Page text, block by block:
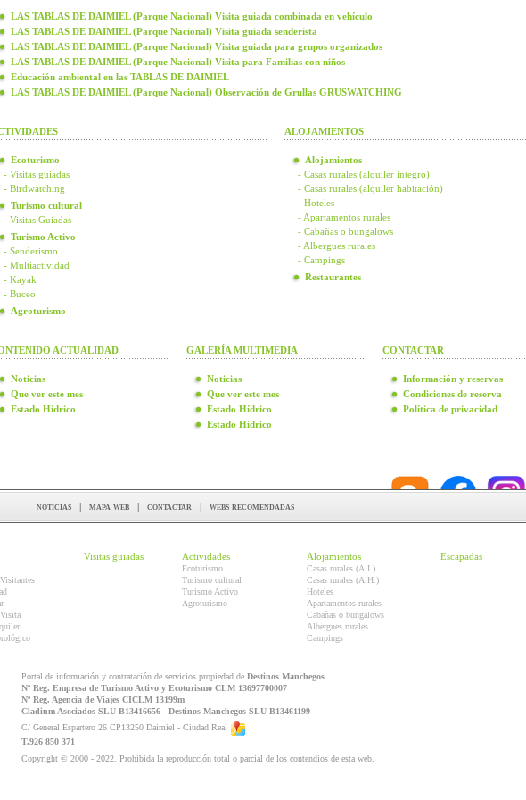
LAS TABLAS DE DAIMIEL (Parque Nacional) Visita guiada combinada en vehículo
LAS TABLAS DE DAIMIEL (Parque Nacional) Visita guiada senderista
LAS TABLAS DE DAIMIEL (Parque Nacional) Visita guiada para grupos organizados
LAS TABLAS DE DAIMIEL (Parque Nacional) Visita para Familias con niños
Educación ambiental en las TABLAS DE DAIMIEL
LAS TABLAS DE DAIMIEL (Parque Nacional) Observación de Grullas GRUSWATCHING
Ecoturismo
- Visitas guiadas
- Birdwatching
Turismo cultural
- Visitas Guiadas
Turismo Activo
- Senderismo
- Multiactividad
- Kayak
- Buceo
Agroturismo
ALOJAMIENTOS
Alojamientos
- Casas rurales (alquiler integro)
- Casas rurales (alquiler habitación)
- Hoteles
- Apartamentos rurales
- Cabañas o bungalows
- Albergues rurales
- Campings
Restaurantes
ACTUALIDAD
Noticias
Que ver este mes
Estado Hídrico
GALERÍA MULTIMEDIA
Noticias
Que ver este mes
Estado Hídrico
Estado Hídrico
CONTACTAR
Información y reservas
Condiciones de reserva
Política de privacidad
noticias | mapa web | contactar | webs recomendadas
Visitas guiadas Actividades
Ecoturismo
Turismo cultural
Turismo Activo
Agroturismo
Alojamientos
Casas rurales (A.I.)
Casas rurales (A.H.)
Hoteles
Apartamentos rurales
Cabañas o bungalows
Albergues rurales
Campings
Escapadas
Portal de información y contratación de servicios propiedad de Destinos Manchegos
Nº Reg. Empresa de Turismo Activo y Ecoturismo CLM 13697700007
Nº Reg. Agencia de Viajes CICLM 13199m
Cladium Asociados SLU B13416656 - Destinos Manchegos SLU B13461199
C/ General Espartero 26 CP13250 Daimiel - Ciudad Real
T.926 850 371
Copyright © 2000 - 2022. Prohibida la reproducción total o parcial de los contendios de esta web.